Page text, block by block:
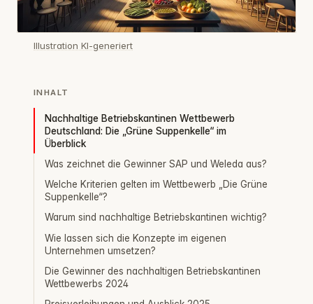
Illustration KI-generiert
INHALT
Nachhaltige Betriebskantinen Wettbewerb
Deutschland: Die „Grüne Suppenkelle“ im
Überblick
Was zeichnet die Gewinner SAP und Weleda aus?
Welche Kriterien gelten im Wettbewerb „Die Grüne
Suppenkelle“?
Warum sind nachhaltige Betriebskantinen wichtig?
Wie lassen sich die Konzepte im eigenen
Unternehmen umsetzen?
Die Gewinner des nachhaltigen Betriebskantinen
Wettbewerbs 2024